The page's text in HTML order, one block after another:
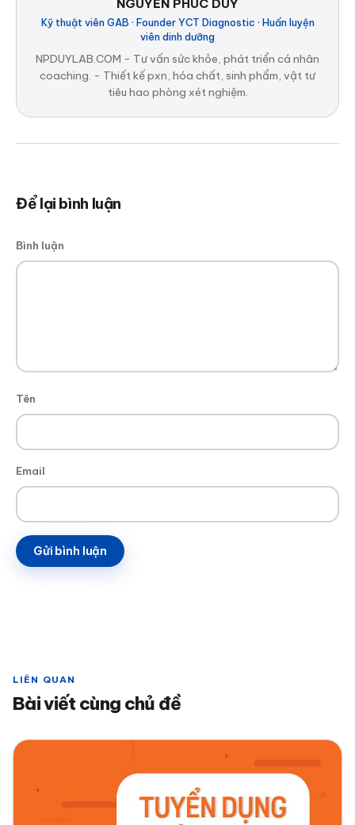
NGUYỄN PHÚC DUY
Kỹ thuật viên GAB · Founder YCT Diagnostic · Huấn luyện
viên dinh dưỡng
NPDUYLAB.COM - Tư vấn sức khỏe, phát triển cá nhân
coaching. - Thiết kế pxn, hóa chất, sinh phẩm, vật tư
tiêu hao phòng xét nghiệm.
Để lại bình luận
Bình luận
Tên
Email
LIÊN QUAN
Bài viết cùng chủ đề